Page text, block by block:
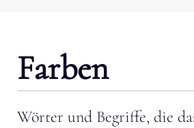
Farben
Wörter und Begriffe, die